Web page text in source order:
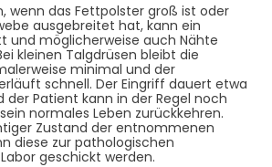
wenn das Fettpolster groß ist oder
ausgebreitet hat, kann ein
und möglicherweise auch Nähte
kleinen Talgdrüsen bleibt die
minimal und der
schnell. Der Eingriff dauert etwa
der Patient kann in der Regel noch
normales Leben zurückkehren.
Zustand der entnommenen
diese zur pathologischen
geschickt werden.